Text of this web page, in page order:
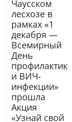
Чаусском
лесхозе в
рамках «1
декабря —
Всемирный
День
профилактик
и ВИЧ-
инфекции»
прошла
Акция
«Узнай свой